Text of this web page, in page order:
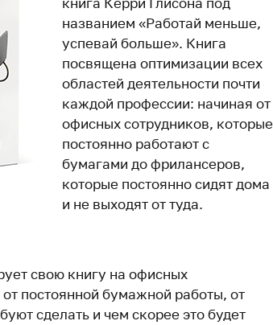
названием «Работай меньше,
успевай больше». Книга
посвящена оптимизации всех
областей деятельности почти
каждой профессии: начиная от
офисных сотрудников, которые
постоянно работают с
бумагами до фрилансеров,
которые постоянно сидят дома
и не выходят от туда.
свою книгу на офисных
постоянной бумажной работы, от
сделать и чем скорее это будет